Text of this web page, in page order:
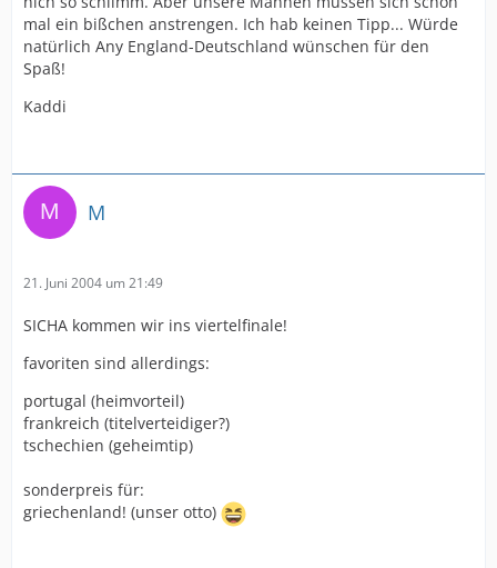
mal ein bißchen anstrengen. Ich hab keinen Tipp... Würde
natürlich Any England-Deutschland wünschen für den
Spaß!
Kaddi
M
21. Juni 2004 um 21:49
SICHA kommen wir ins viertelfinale!
favoriten sind allerdings:
portugal (heimvorteil)
frankreich (titelverteidiger?)
tschechien (geheimtip)
sonderpreis für:
griechenland! (unser otto)